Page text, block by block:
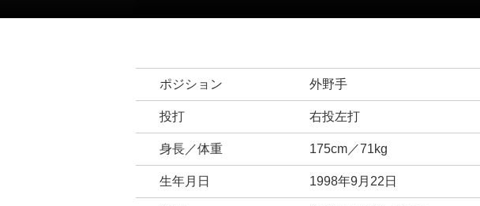
ポジション 外野手
投打 右投左打
身長／体重 175cm／71kg
生年月日 1998年9月22日